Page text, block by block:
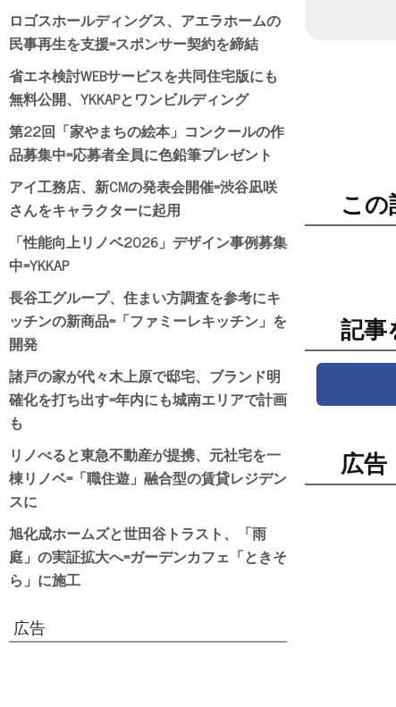
この
記事
広告
ロゴスホールディングス、アエラホームの
民事再生を支援=スポンサー契約を締結
省エネ検討WEBサービスを共同住宅版にも
無料公開、YKKAPとワンビルディング
第22回「家やまちの絵本」コンクールの作
品募集中=応募者全員に色鉛筆プレゼント
アイ工務店、新CMの発表会開催=渋谷凪咲
さんをキャラクターに起用
「性能向上リノベ2026」デザイン事例募集
中=YKKAP
長谷工グループ、住まい方調査を参考にキ
ッチンの新商品=「ファミーレキッチン」を
開発
諸戸の家が代々木上原で邸宅、ブランド明
確化を打ち出す=年内にも城南エリアで計画
も
リノべると東急不動産が提携、元社宅を一
棟リノベ=「職住遊」融合型の賃貸レジデン
スに
旭化成ホームズと世田谷トラスト、「雨
庭」の実証拡大へ=ガーデンカフェ「ときそ
ら」に施工
広告